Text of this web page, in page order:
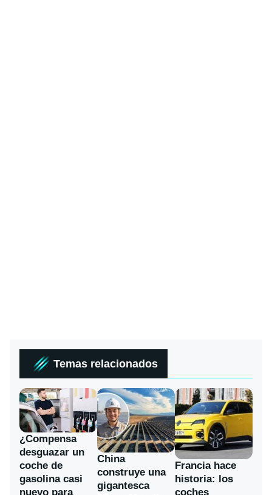
Temas relacionados
¿Compensa
desguazar un
coche de
gasolina casi
nuevo para
China
construye una
gigantesca
Francia hace
historia: los
coches